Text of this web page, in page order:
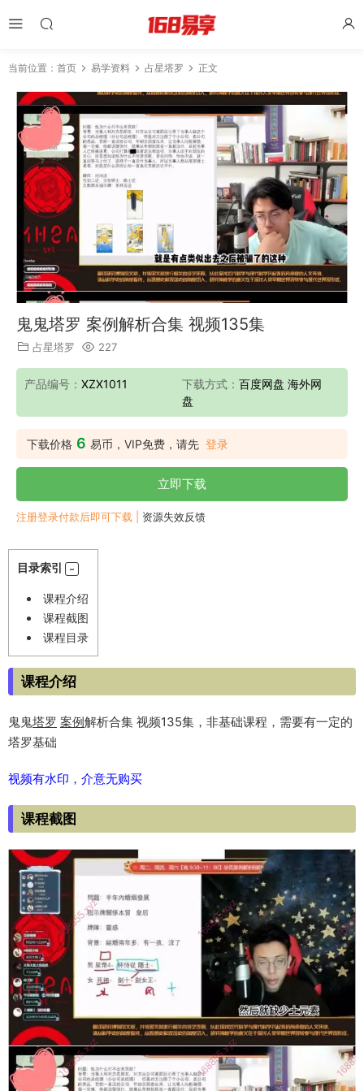
当前位置： 首页 易学资料 占星塔罗 正文
鬼鬼塔罗 案例解析合集 视频135集
占星塔罗 227
产品编号： XZX1011 下载方式： 百度网盘 海外网
盘
下载价格 6 易币，VIP免费，请先 登录
立即下载
注册登录付款后即可下载 | 资源失效反馈
目录索引
课程介绍
课程截图
课程目录
课程介绍
鬼鬼塔罗 案例解析合集 视频135集，非基础课程，需要有一定的
塔罗基础
视频有水印，介意无购买
课程截图